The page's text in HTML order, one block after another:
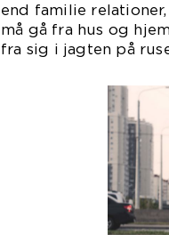
end familie
må gå fra hus og
fra sig i jagten på